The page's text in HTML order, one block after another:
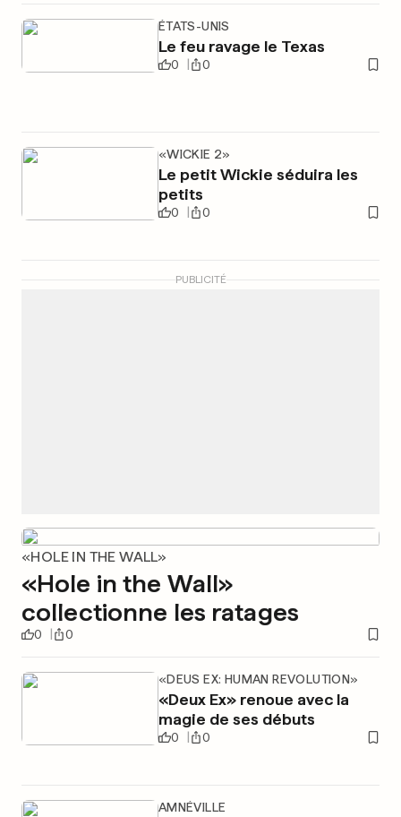
ÉTATS-UNIS
Le feu ravage le Texas
0 0
«WICKIE 2»
Le petit Wickie séduira les
petits
0 0
PUBLICITÉ
«HOLE IN THE WALL»
«Hole in the Wall»
collectionne les ratages
0 0
«DEUS EX: HUMAN REVOLUTION»
«Deux Ex» renoue avec la
magie de ses débuts
0 0
AMNÉVILLE